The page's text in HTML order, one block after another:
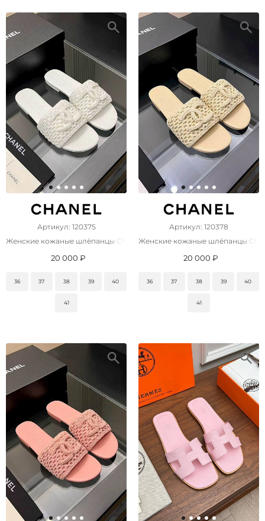
Артикул: 120375
Женские кожаные шлёпанцы Chanel premium
20 000 ₽
36 37 38 39 40
41
Артикул: 120378
Женские кожаные шлёпанцы
20 000 ₽
36 37 38 39 40
41